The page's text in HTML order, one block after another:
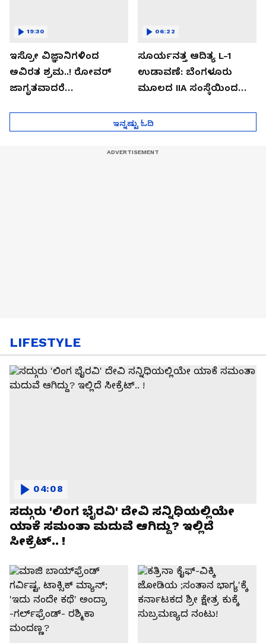
ಇಸ್ರೋ ವಿಜ್ಞಾನಿಗಳಿಂದ
ಅವಿರತ ಶ್ರಮ..! ರೋವರ್
ಜಾಗೃತವಾದರೆ
19:30
ಸೂರ್ಯನತ್ತ ಆದಿತ್ಯ L-1
ಉಡಾವಣೆ: ಬೆಂಗಳೂರು
ಮೂಲದ IIA ಸಂಸ್ಥೆಯಿಂದ
06:22
ಇನ್ನಷ್ಟು ಓದಿ
LIFESTYLE
ಸದ್ಗುರು 'ಲಿಂಗ ಭೈರವಿ' ದೇವಿ ಸನ್ನಿಧಿಯಲ್ಲಿಯೇ
ಯಾಕೆ ಸಮಂತಾ ಮದುವೆ ಆಗಿದ್ದು? ಇಲ್ಲಿದೆ
ಸೀಕ್ರೆಟ್.. !
04:08